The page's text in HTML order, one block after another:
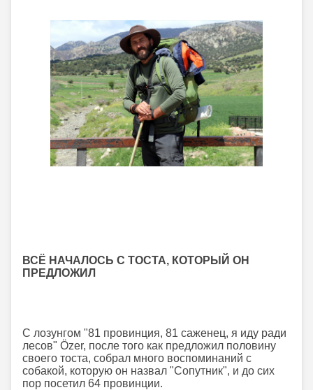
ВСЁ НАЧАЛОСЬ С ТОСТА, КОТОРЫЙ ОН
ПРЕДЛОЖИЛ
С лозунгом "81 провинция, 81 саженец, я иду ради
лесов" Özer, после того как предложил половину
своего тоста, собрал много воспоминаний с
собакой, которую он назвал "Сопутник", и до сих
пор посетил 64 провинции.